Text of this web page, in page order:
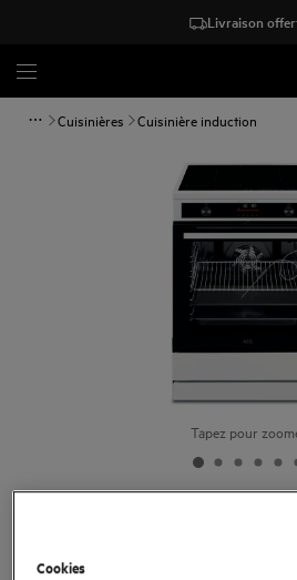
Livraison
Cuisinières Cuisinière induction
Tapez pour
Cookies